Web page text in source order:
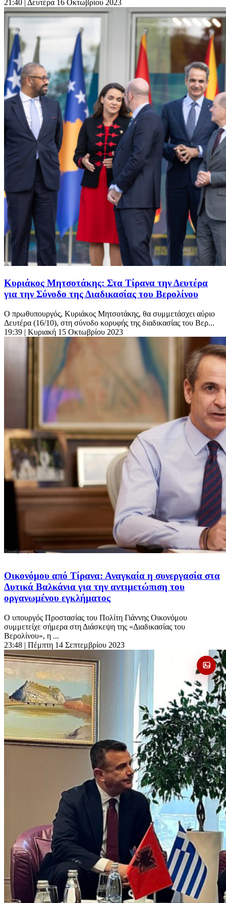
21:40 | Δευτέρα 16 Οκτωβρίου 2023
Κυριάκος Μητσοτάκης: Στα Τίρανα την Δευτέρα
για την Σύνοδο της Διαδικασίας του Βερολίνου
Ο πρωθυπουργός, Κυριάκος Μητσοτάκης, θα συμμετάσχει αύριο
Δευτέρα (16/10), στη σύνοδο κορυφής της διαδικασίας του Βερ...
19:39 | Κυριακή 15 Οκτωβρίου 2023
Οικονόμου από Τίρανα: Αναγκαία η συνεργασία στα
Δυτικά Βαλκάνια για την αντιμετώπιση του
οργανωμένου εγκλήματος
O υπουργός Προστασίας του Πολίτη Γιάννης Οικονόμου
συμμετείχε σήμερα στη Διάσκεψη της «Διαδικασίας του
Βερολίνου», η ...
23:48 | Πέμπτη 14 Σεπτεμβρίου 2023